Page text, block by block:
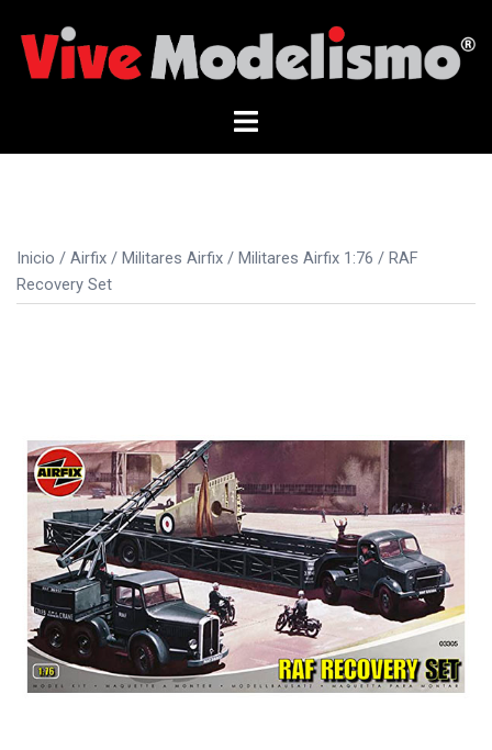
contenido
Alternar
Inicio / Airfix / Militares Airfix / Militares Airfix 1:76 / RAF
Recovery Set